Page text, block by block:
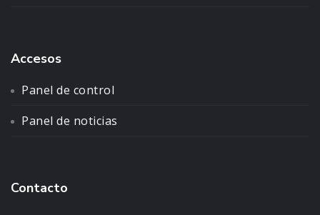
Accesos
Panel de control
Panel de noticias
Contacto